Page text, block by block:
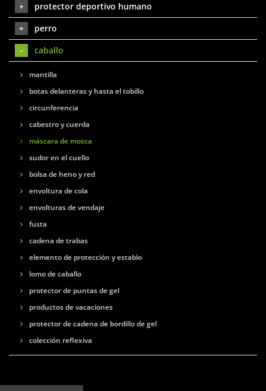
protector deportivo humano
perro
caballo
mantilla
botas delanteras y hasta el tobillo
circunferencia
cabestro y cuerda
máscara de mosca
sudor en el cuello
bolsa de heno y red
envoltura de cola
envolturas de vendaje
fusta
cadena de trabas
elemento de protección y establo
lomo de caballo
protector de puntas de gel
productos de vacaciones
protector de cadena de bordillo de gel
colección reflexiva